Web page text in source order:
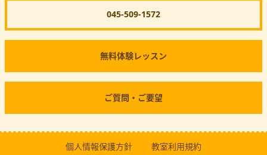
045-509-1572
無料体験レッスン
ご質問・ご要望
個人情報保護方針 教室利用規約